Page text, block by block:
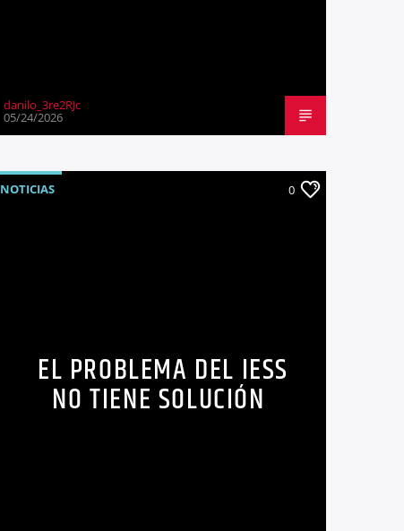
danilo_3re2RJc
05/24/2026
NOTICIAS 0
EL PROBLEMA DEL IESS
NO TIENE SOLUCIÓN